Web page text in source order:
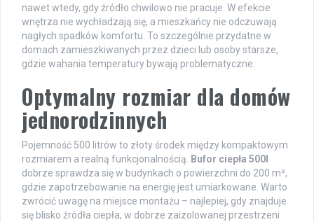
nawet wtedy, gdy źródło chwilowo nie pracuje. W efekcie
wnętrza nie wychładzają się, a mieszkańcy nie odczuwają
nagłych spadków komfortu. To szczególnie przydatne w
domach zamieszkiwanych przez dzieci lub osoby starsze,
gdzie wahania temperatury bywają problematyczne.
Optymalny rozmiar dla domów
jednorodzinnych
Pojemność 500 litrów to złoty środek między kompaktowym
rozmiarem a realną funkcjonalnością. Bufor ciepła 500l
dobrze sprawdza się w budynkach o powierzchni do 200 m²,
gdzie zapotrzebowanie na energię jest umiarkowane. Warto
zwrócić uwagę na miejsce montażu – najlepiej, gdy znajduje
się blisko źródła ciepła, w dobrze zaizolowanej przestrzeni